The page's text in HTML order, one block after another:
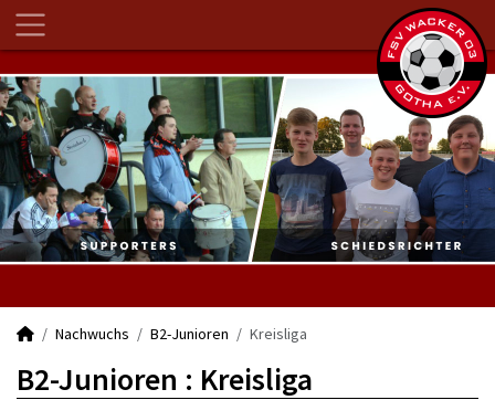
Nachwuchs B2-Junioren Kreisliga
B2-Junioren : Kreisliga